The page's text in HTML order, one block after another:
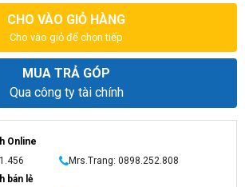
CHO VÀO GIỎ HÀNG
Cho vào giỏ để chọn tiếp
MUA TRẢ GÓP
Qua công ty tài chính
Online
Mrs.Trang: 0898.252.808
bán lẻ